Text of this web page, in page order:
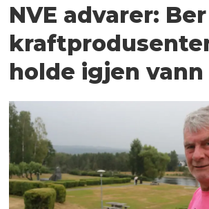
NVE advarer: Ber
holde igjen vann